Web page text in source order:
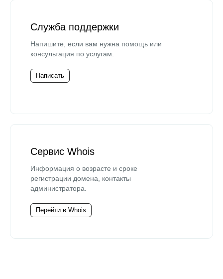
Служба поддержки
Напишите, если вам нужна помощь или
консультация по услугам.
Написать
Сервис Whois
Информация о возрасте и сроке
регистрации домена, контакты
администратора.
Перейти в Whois